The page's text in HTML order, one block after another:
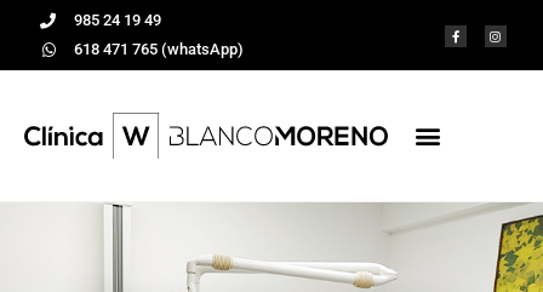
985 24 19 49
618 471 765 (whatsApp)